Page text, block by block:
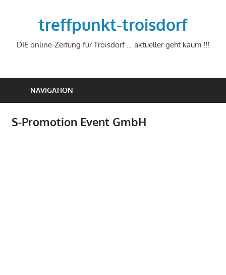
treffpunkt-troisdorf
DIE online-Zeitung für Troisdorf … aktueller geht kaum !!!
NAVIGATION
S-Promotion Event GmbH